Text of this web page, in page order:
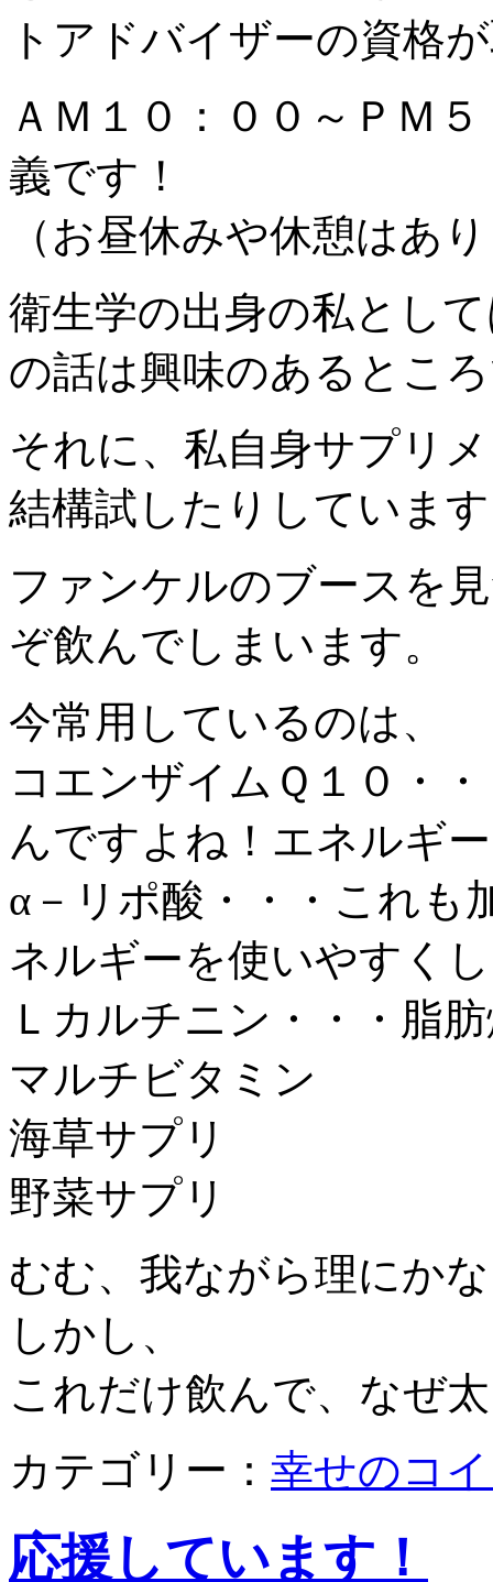
トアドバイザーの資格
ＡＭ１０：００～ＰＭ
義です！
（お昼休みや休憩はあ
衛生学の出身の私とし
の話は興味のあるとこ
それに、私自身サプリ
結構試したりしていま
ファンケルのブースを
ぞ飲んでしまいます。
今常用しているのは、
コエンザイムＱ１０・
んですよね！エネルギ
α－リポ酸・・・これも
ネルギーを使いやすく
Ｌカルチニン・・・脂
マルチビタミン
海草サプリ
野菜サプリ
むむ、我ながら理にか
しかし、
これだけ飲んで、なぜ
カテゴリー： 幸せのコ
応援しています！